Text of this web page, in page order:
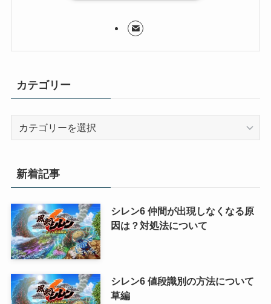
カテゴリー
リ
ー
新着記事
シレン6 仲間が出現しなくなる原
因は？対処法について
シレン6 値段識別の方法について
草編